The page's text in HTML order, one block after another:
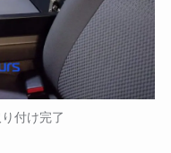
付け完了